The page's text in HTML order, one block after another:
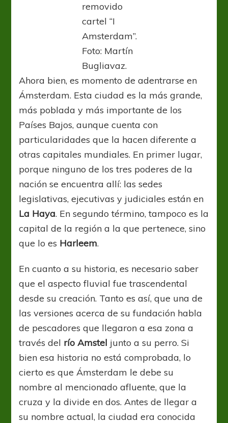
removido
cartel “I
Amsterdam”.
Foto: Martín
Bugliavaz.
Ahora bien, es momento de adentrarse en
Ámsterdam. Esta ciudad es la más grande,
más poblada y más importante de los
Países Bajos, aunque cuenta con
particularidades que la hacen diferente a
otras capitales mundiales. En primer lugar,
porque ninguno de los tres poderes de la
nación se encuentra allí: las sedes
legislativas, ejecutivas y judiciales están en
La Haya. En segundo término, tampoco es la
capital de la región a la que pertenece, sino
que lo es Harleem.
En cuanto a su historia, es necesario saber
que el aspecto fluvial fue trascendental
desde su creación. Tanto es así, que una de
las versiones acerca de su fundación habla
de pescadores que llegaron a esa zona a
través del río Amstel junto a su perro. Si
bien esa historia no está comprobada, lo
cierto es que Ámsterdam le debe su
nombre al mencionado afluente, que la
cruza y la divide en dos. Antes de llegar a
su nombre actual, la ciudad era conocida